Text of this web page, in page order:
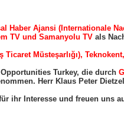
Haber Ajansi (Internationale
TV und Samanyolu TVals
Ticaret Müsteşarlığı),
Turkey, die durch
Herr Klaus Peter
ihr Interesse und freuen uns